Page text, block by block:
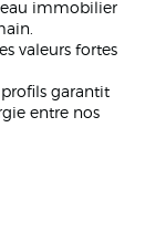
immobilier
valeurs fortes
garantit
entre nos